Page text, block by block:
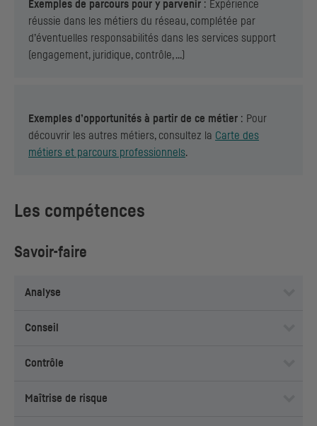
Exemples de parcours pour y parvenir : Expérience
réussie dans les métiers du réseau, complétée par
d’éventuelles responsabilités dans les services support
(engagement, juridique, contrôle, …)
Exemples d’opportunités à partir de ce métier : Pour
découvrir les autres métiers, consultez la Carte des
métiers et parcours professionnels.
Les compétences
Savoir-faire
Analyse
Conseil
Contrôle
Maîtrise de risque